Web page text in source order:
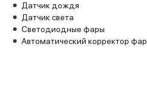
Датчик дождя
Датчик света
Светодиодные фары
Автоматический корректор фар